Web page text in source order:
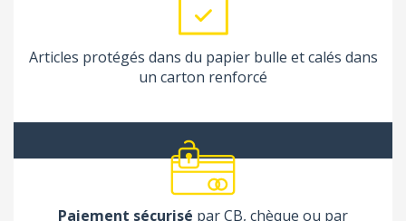
Articles protégés dans du papier bulle et calés dans
un carton renforcé
Paiement sécurisé par CB, chèque ou par